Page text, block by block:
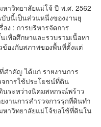
วิทยาลัยแม่โจ้ ปี พ.ศ. 2562
บนี้เป็นส่วนหนึ่งของงานยุ
ง : การบริหารจัดการ
พื่อศึกษาและรวบรวมเนื้อหา
ข้องกับสภาพของพื้นที่ตั้งแต่
คัญ ได้แก่ รายงานการ
การใช้ประโยชน์ที่ดิน
ระหว่างนิคมสหกรณ์พร้าว
านการสำรวจการรุกที่ดินทำ
าวิทยาลัยแม่โจ้ขอใช้ที่ดินใน